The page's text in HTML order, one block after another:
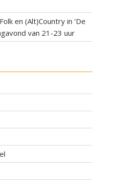
en (Alt)Country in ‘De
van 21-23 uur